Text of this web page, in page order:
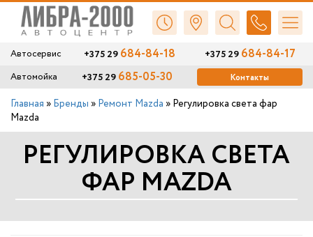
Автосервис +375 29684-84-18 +375 29684-84-17
Автомойка +375 29 685-05-30 Контакты
Главная » Бренды » Ремонт Mazda » Регулировка света фар
Mazda
РЕГУЛИРОВКА СВЕТА
ФАР MAZDA